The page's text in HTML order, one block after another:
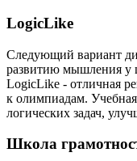
LogicLike
Следующий вариант
развитию мышления у
LogicLike - отличная
к олимпиадам.
логических задач,
Школа